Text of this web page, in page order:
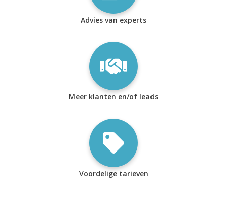
Advies van experts
Meer klanten en/of leads
Voordelige tarieven